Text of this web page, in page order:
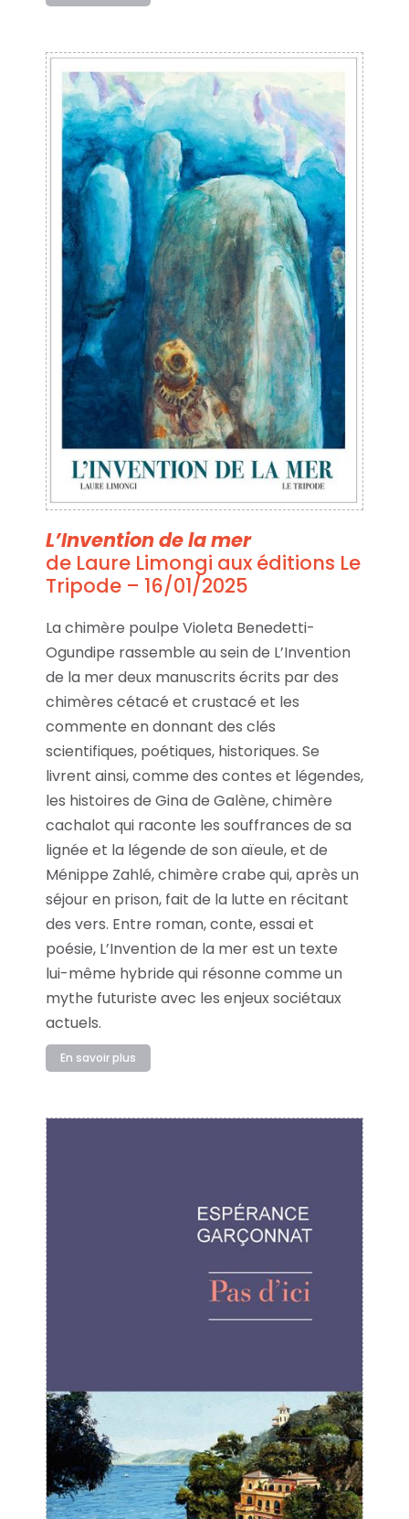
L’Invention de la mer
de Laure Limongi aux éditions Le
Tripode – 16/01/2025
La chimère poulpe Violeta Benedetti-
Ogundipe rassemble au sein de L’Invention
de la mer deux manuscrits écrits par des
chimères cétacé et crustacé et les
commente en donnant des clés
scientifiques, poétiques, historiques. Se
livrent ainsi, comme des contes et légendes,
les histoires de Gina de Galène, chimère
cachalot qui raconte les souffrances de sa
lignée et la légende de son aïeule, et de
Ménippe Zahlé, chimère crabe qui, après un
séjour en prison, fait de la lutte en récitant
des vers. Entre roman, conte, essai et
poésie, L’Invention de la mer est un texte
lui-même hybride qui résonne comme un
mythe futuriste avec les enjeux sociétaux
actuels.
En savoir plus